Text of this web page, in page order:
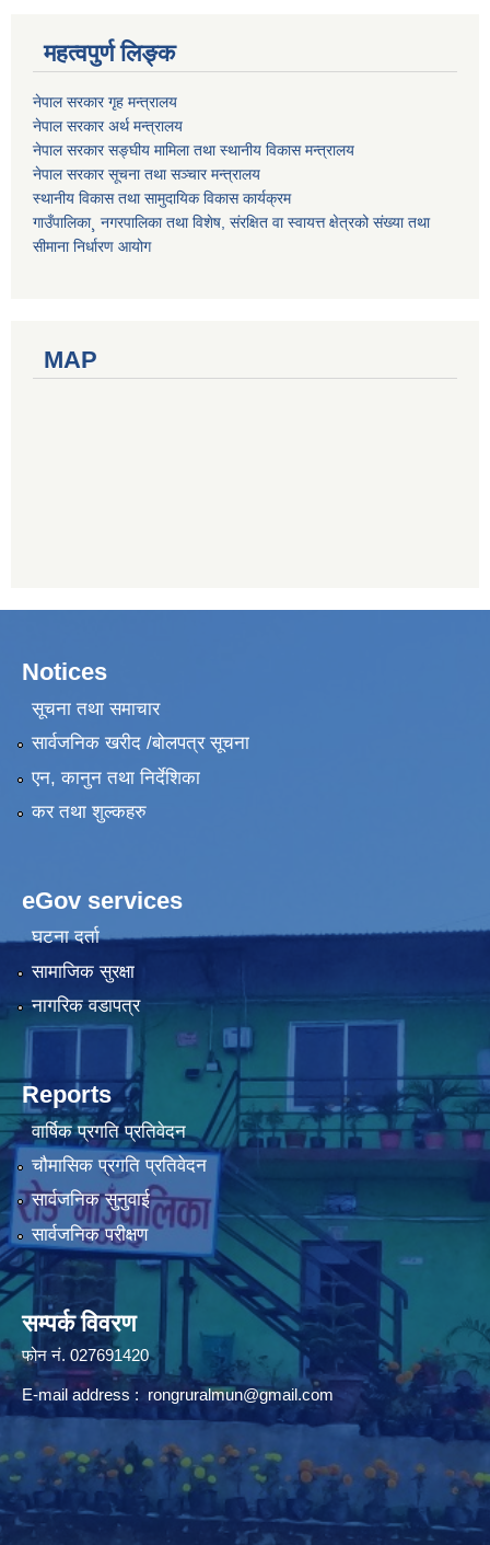
महत्वपुर्ण लिङ्क
नेपाल सरकार गृह मन्त्रालय
नेपाल सरकार अर्थ मन्त्रालय
नेपाल सरकार सङ्घीय मामिला तथा स्थानीय विकास मन्त्रालय
नेपाल सरकार सूचना तथा सञ्चार मन्त्रालय
स्थानीय विकास तथा सामुदायिक विकास कार्यक्रम
गाउँपालिका¸ नगरपालिका तथा विशेष, संरक्षित वा स्वायत्त क्षेत्रको संख्या तथा
सीमाना निर्धारण आयोग
MAP
Notices
सूचना तथा समाचार
सार्वजनिक खरीद /बोलपत्र सूचना
एन, कानुन तथा निर्देशिका
कर तथा शुल्कहरु
eGov services
घटना दर्ता
सामाजिक सुरक्षा
नागरिक वडापत्र
Reports
वार्षिक प्रगति प्रतिवेदन
चौमासिक प्रगति प्रतिवेदन
सार्वजनिक सुनुवाई
सार्वजनिक परीक्षण
सम्पर्क विवरण
फोन न‌ं. 027691420
E-mail address : rongruralmun@gmail.com